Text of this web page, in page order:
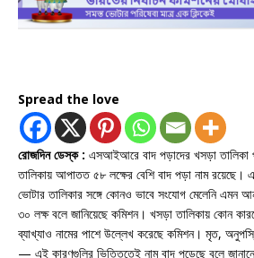
Spread the love
রোজদিন ডেস্ক : এসআইআরে বাদ পড়াদের খসড়া তালিকা
তালিকায় আপাতত ৫৮ লক্ষের বেশি বাদ পড়া নাম রয়েছে।
ভোটার তালিকার সঙ্গে কোনও ভাবে সংযোগ মেলেনি এমন
৩০ লক্ষ বলে জানিয়েছে কমিশন। খসড়া তালিকায় কোন
ব্যাখ্যাও নামের পাশে উল্লেখ করেছে কমিশন। মৃত,
— এই কারণগুলির ভিত্তিতেই নাম বাদ পড়েছে বলে